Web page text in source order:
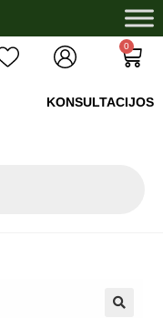
0
KONSULTACIJOS